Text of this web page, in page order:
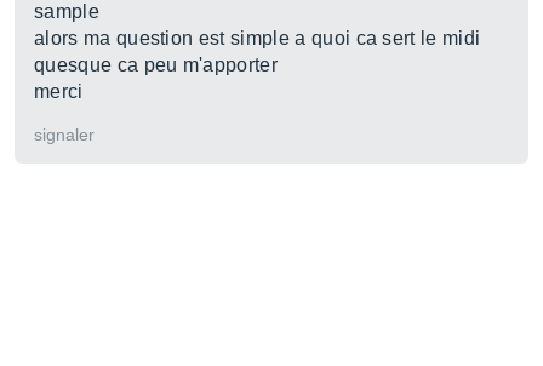
sample
alors ma question est simple a quoi ca sert le midi
quesque ca peu m'apporter
merci
signaler